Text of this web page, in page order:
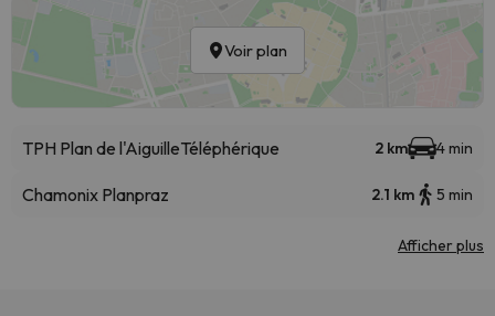
Voir plan
TPH Plan de l'AiguilleTéléphérique 2 km 4 min
Chamonix Planpraz 2.1 km 5 min
Afficher plus